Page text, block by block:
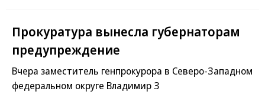
Прокуратура вынесла губернаторам
предупреждение
Вчера заместитель генпрокурора в Северо-Западном
федеральном округе Владимир З